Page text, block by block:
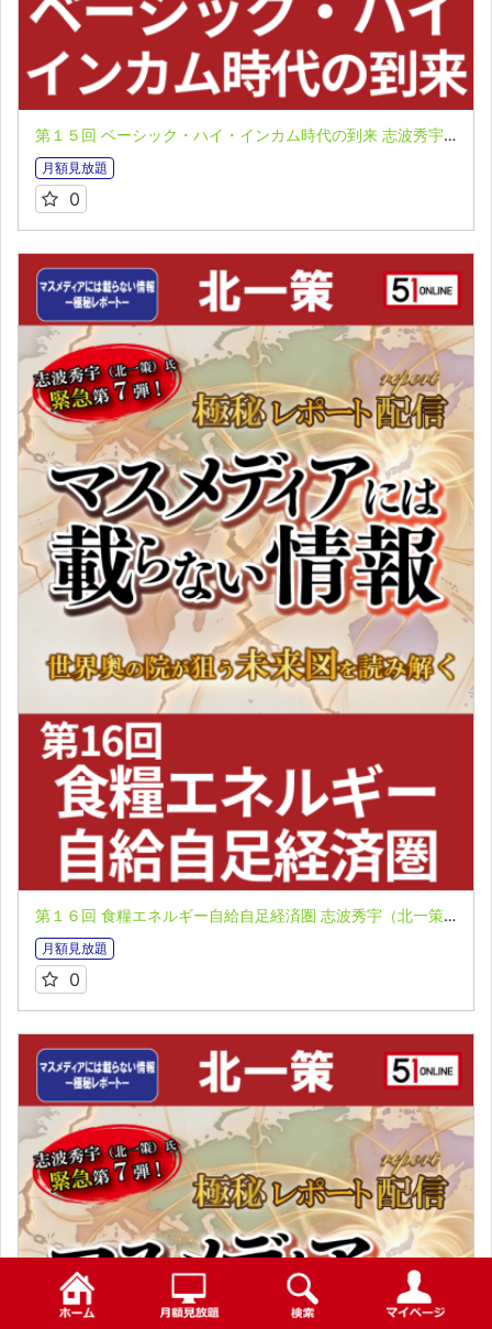
第１５回 ベーシック・ハイ・インカム時代の到来 志波秀宇（北一策）氏 マスメディアには載らない情報 極秘レポート第７弾
月額見放題
0
第１６回 食糧エネルギー自給自足経済圏 志波秀宇（北一策）氏 マスメディアには載らない情報 極秘レポート第７弾
月額見放題
0